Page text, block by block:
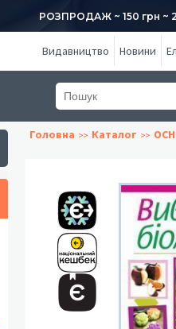
РОЗПРОДАЖ ~ 150 грн ~
Видавництво Новини
Головна Каталог